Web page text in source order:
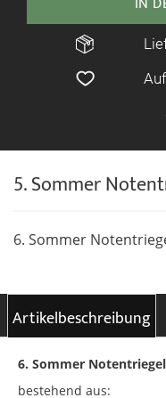
5. Sommer
6. Sommer
Artikelbeschreibung
6. Sommer
bestehend aus: